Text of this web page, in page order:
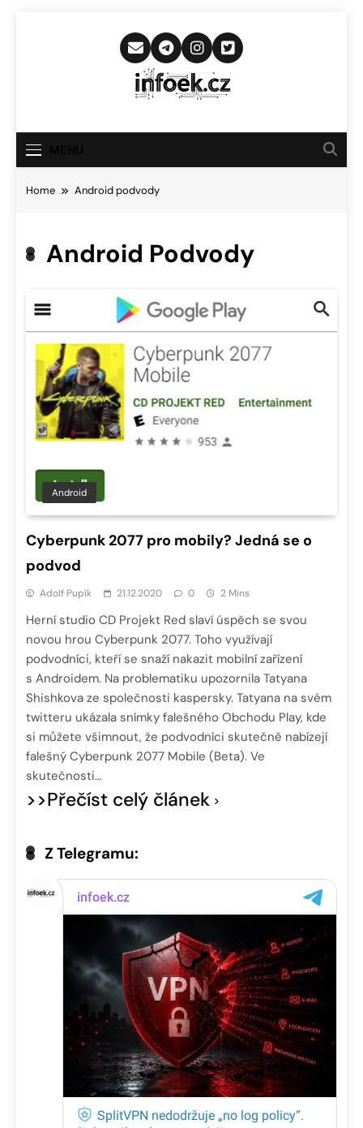
Infoek.cz
Novinkám
Home Android podvody
Android Podvody
Android
Cyberpunk 2077 pro mobily? Jedná se o
podvod
Adolf Pupík 21.12.2020 0 2 Mins
Herní studio CD Projekt Red slaví úspěch se svou
novou hrou Cyberpunk 2077. Toho využívají
podvodníci, kteří se snaží nakazit mobilní zařízení
s Androidem. Na problematiku upozornila Tatyana
Shishkova ze společnosti kaspersky. Tatyana na svém
twitteru ukázala snímky falešného Obchodu Play, kde
si můžete všimnout, že podvodníci skutečně nabízejí
falešný Cyberpunk 2077 Mobile (Beta). Ve
skutečnosti…
>>Přečíst celý článek
Z Telegramu: